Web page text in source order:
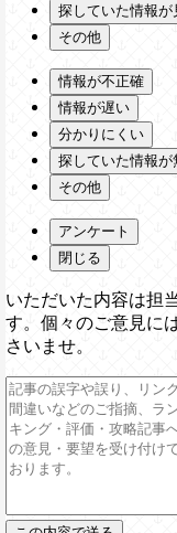
探していた情報が
その他
情報が不正確
情報が遅い
分かりにくい
探していた情報が
その他
アンケート
閉じる
いただいた内容は担
す。個々のご意見に
さいませ。